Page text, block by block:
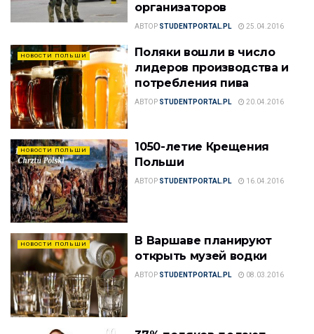
организаторов
АВТОР STUDENTPORTAL.PL 25.04.2016
НОВОСТИ ПОЛЬШИ
Поляки вошли в число
лидеров производства и
потребления пива
АВТОР STUDENTPORTAL.PL 20.04.2016
НОВОСТИ ПОЛЬШИ
1050-летие Крещения
Польши
АВТОР STUDENTPORTAL.PL 16.04.2016
НОВОСТИ ПОЛЬШИ
В Варшаве планируют
открыть музей водки
АВТОР STUDENTPORTAL.PL 08.03.2016